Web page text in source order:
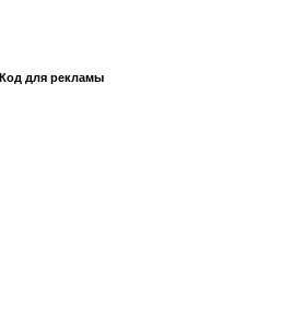
Код для рекламы